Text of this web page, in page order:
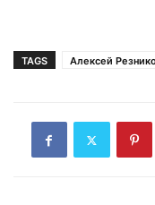
TAGS Алексей